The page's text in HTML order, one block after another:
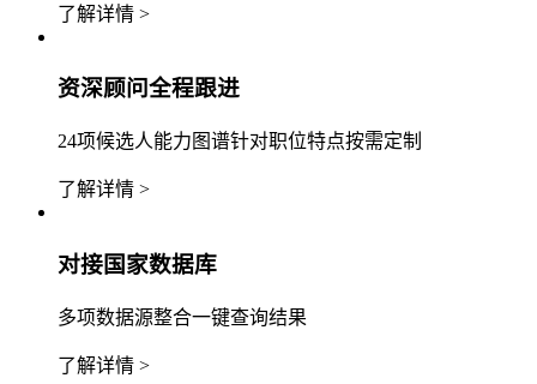
了解详情 >
资深顾问全程跟进
24项候选人能力图谱针对职位特点按需定制
了解详情 >
对接国家数据库
多项数据源整合一键查询结果
了解详情 >